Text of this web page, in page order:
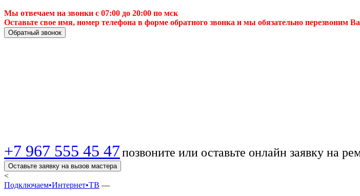
Мы отвечаем на звонки с 07:00 до 20:00 по мск
Оставьте свое имя, номер телефона в форме обратного звонка и мы обязательно перезвоним
Обратный звонок
+7 967 555 45 47позвоните или оставьте онлайн заявку на
Оставьте заявку на вызов мастера
<
Подключаем•Интернет•ТВ —